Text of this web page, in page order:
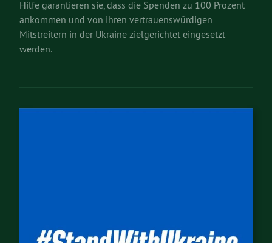
Hilfe garantieren sie, dass die Spenden zu 100 Prozent
ankommen und von ihren vertrauenswürdigen
Mitstreitern in der Ukraine zielgerichtet eingesetzt
werden.